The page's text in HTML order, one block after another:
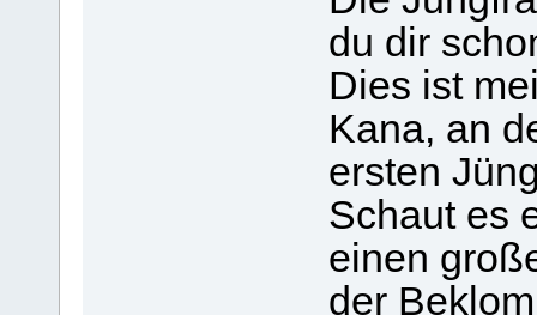
du dir
Dies ist
Kana, an
ersten
Schaut es
einen
der